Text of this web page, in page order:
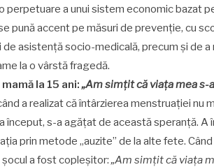
perpetuare a unui sistem economic bazat
pună accent pe măsuri de prevenție, cu
de asistență socio-medicală, precum și de
la o vârstă fragedă.
la 15 ani:„Am simțit că viața mea s-
a realizat că întârzierea menstruației nu
început, s-a agățat de această speranță. A
prin metode „auzite” de la alte fete.
șocul a fost copleșitor:„Am simțit că viața